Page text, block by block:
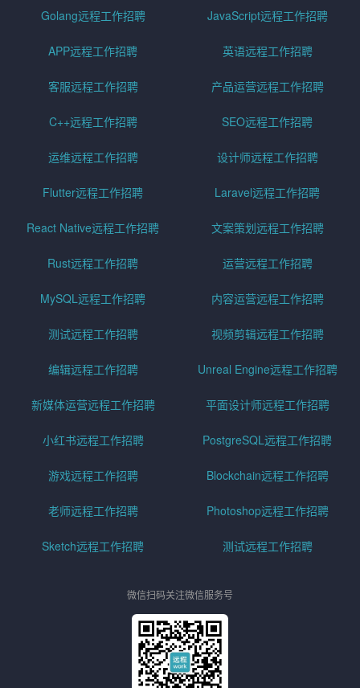
Golang远程工作招聘 JavaScript远程工作招聘
APP远程工作招聘 英语远程工作招聘
客服远程工作招聘 产品运营远程工作招聘
C++远程工作招聘 SEO远程工作招聘
运维远程工作招聘 设计师远程工作招聘
Flutter远程工作招聘 Laravel远程工作招聘
React Native远程工作招聘 文案策划远程工作招聘
Rust远程工作招聘 运营远程工作招聘
MySQL远程工作招聘 内容运营远程工作招聘
测试远程工作招聘 视频剪辑远程工作招聘
编辑远程工作招聘 Unreal Engine远程工作招聘
新媒体运营远程工作招聘 平面设计师远程工作招聘
小红书远程工作招聘 PostgreSQL远程工作招聘
游戏远程工作招聘 Blockchain远程工作招聘
老师远程工作招聘 Photoshop远程工作招聘
Sketch远程工作招聘 测试远程工作招聘
微信扫码关注微信服务号